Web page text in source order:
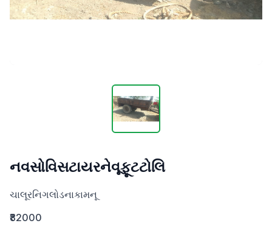
નવસોવિસટાયરનેવૂફૂટટોલિ
ચાલૂરનિગલોડનાકામનૂ
₹82000